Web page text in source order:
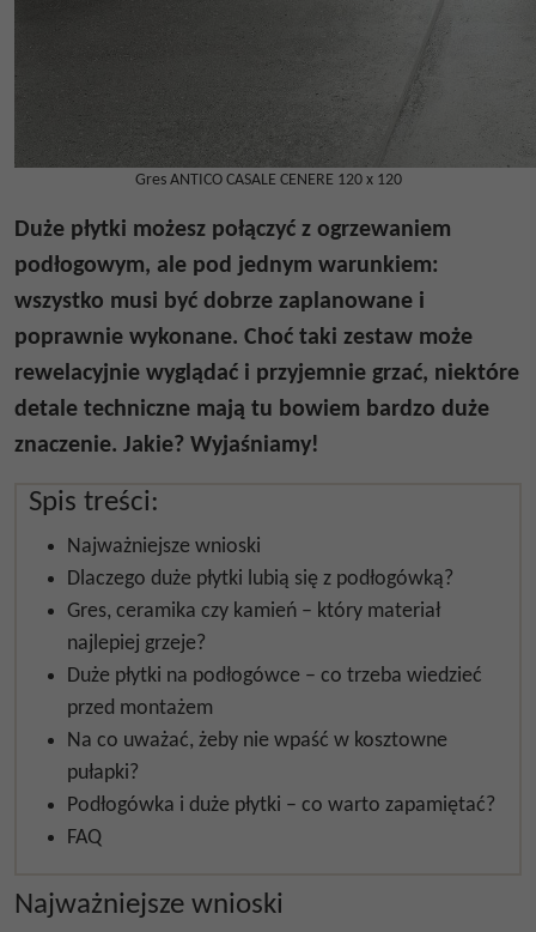
Gres ANTICO CASALE CENERE 120 x 120
Duże płytki możesz połączyć z ogrzewaniem
podłogowym, ale pod jednym warunkiem:
wszystko musi być dobrze zaplanowane i
poprawnie wykonane. Choć taki zestaw może
rewelacyjnie wyglądać i przyjemnie grzać, niektóre
detale techniczne mają tu bowiem bardzo duże
znaczenie. Jakie? Wyjaśniamy!
Spis treści:
Najważniejsze wnioski
Dlaczego duże płytki lubią się z podłogówką?
Gres, ceramika czy kamień – który materiał
najlepiej grzeje?
Duże płytki na podłogówce – co trzeba wiedzieć
przed montażem
Na co uważać, żeby nie wpaść w kosztowne
pułapki?
Podłogówka i duże płytki – co warto zapamiętać?
FAQ
Najważniejsze wnioski